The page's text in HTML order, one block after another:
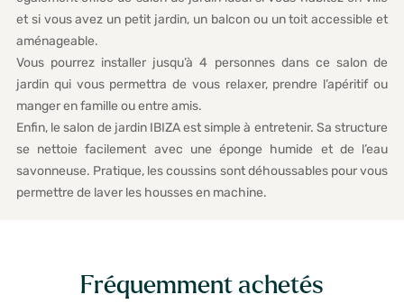
et si vous avez un petit jardin, un balcon ou un toit accessible et
aménageable.
Vous pourrez installer jusqu’à 4 personnes dans ce salon de
jardin qui vous permettra de vous relaxer, prendre l’apéritif ou
manger en famille ou entre amis.
Enfin, le salon de jardin IBIZA est simple à entretenir. Sa structure
se nettoie facilement avec une éponge humide et de l’eau
savonneuse. Pratique, les coussins sont déhoussables pour vous
permettre de laver les housses en machine.
Fréquemment achetés